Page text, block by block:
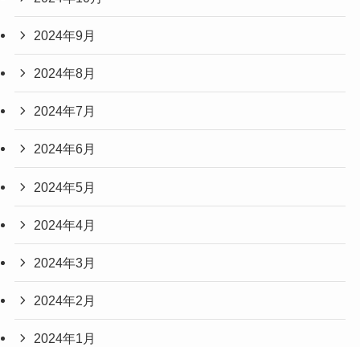
2024年9月
2024年8月
2024年7月
2024年6月
2024年5月
2024年4月
2024年3月
2024年2月
2024年1月